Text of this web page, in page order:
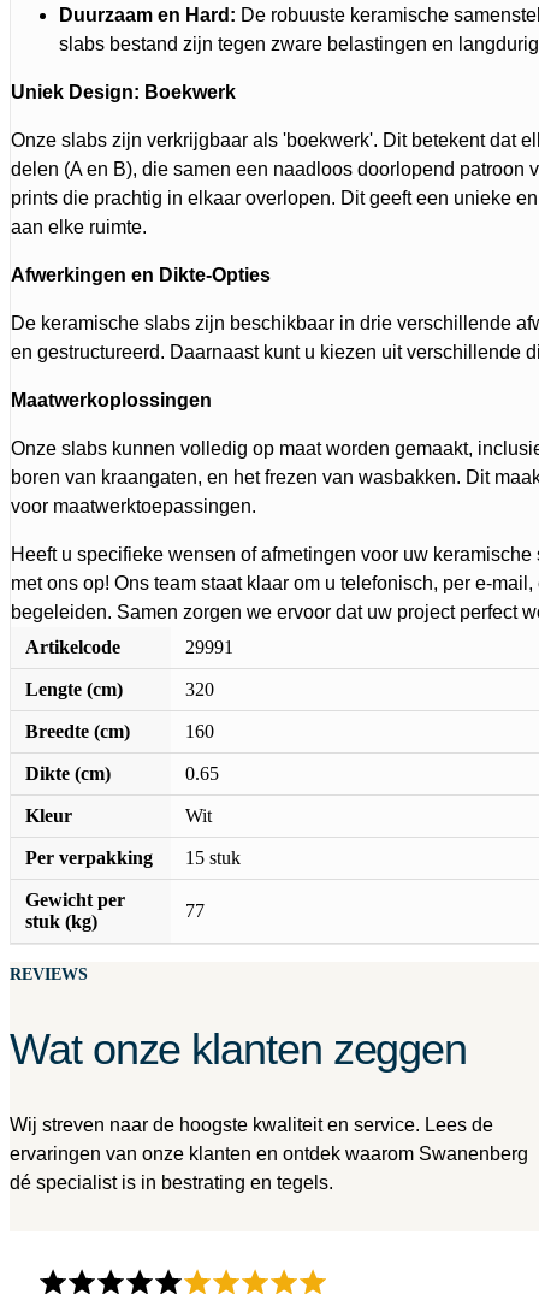
Duurzaam en Hard: De robuuste keramische
slabs bestand zijn tegen zware belastingen en
Uniek Design: Boekwerk
Onze slabs zijn verkrijgbaar als 'boekwerk'. Dit betekent dat
delen (A en B), die samen een naadloos doorlopend patroon
prints die prachtig in elkaar overlopen. Dit geeft een unieke
aan elke ruimte.
Afwerkingen en Dikte-Opties
De keramische slabs zijn beschikbaar in drie verschillende
en gestructureerd. Daarnaast kunt u kiezen uit verschillende
Maatwerkoplossingen
Onze slabs kunnen volledig op maat worden gemaakt,
boren van kraangaten, en het frezen van wasbakken. Dit
voor maatwerktoepassingen.
Heeft u specifieke wensen of afmetingen voor uw
met ons op! Ons team staat klaar om u telefonisch, per e-
begeleiden. Samen zorgen we ervoor dat uw project perfect
Artikelcode
29991
Lengte (cm) 320
Breedte (cm) 160
Dikte (cm) 0.65
Kleur Wit
Per verpakking 15 stuk
Gewicht per
stuk (kg)
77
REVIEWS
Wat onze klanten zeggen
Wij streven naar de hoogste kwaliteit en service. Lees de
ervaringen van onze klanten en ontdek waarom Swanenberg
dé specialist is in bestrating en tegels.